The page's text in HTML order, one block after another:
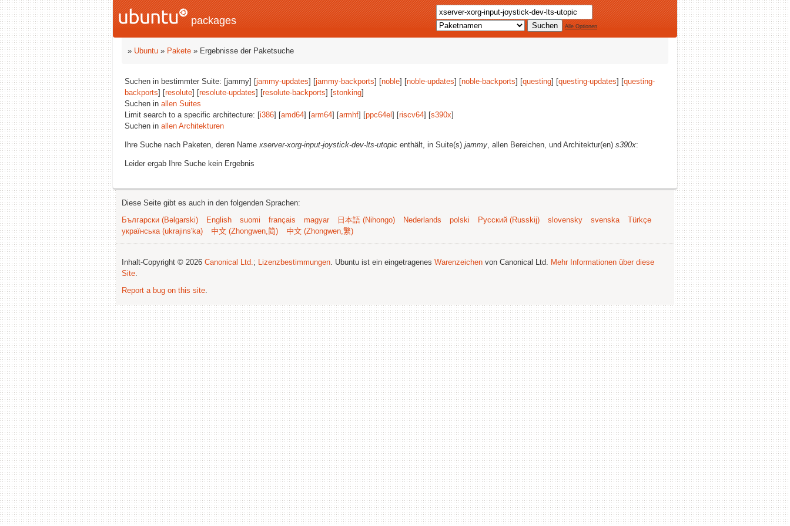
packages Alle Optionen
» Ubuntu » Pakete » Ergebnisse der Paketsuche
Suchen in bestimmter Suite: [jammy] [jammy-updates] [jammy-backports] [noble] [noble-updates] [noble-backports] [questing] [questing-updates] [questing-
backports] [resolute] [resolute-updates] [resolute-backports] [stonking]
Suchen in allen Suites
Limit search to a specific architecture: [i386] [amd64] [arm64] [armhf] [ppc64el ] [riscv64] [s390x]
Suchen in allen Architekturen
Ihre Suche nach Paketen, deren Namexserver-xorg-input-joystick-dev-lts-utopic enthält, in Suite(s) jammy, allen Bereichen, und Architektur(en) s390x:
Leider ergab Ihre Suche kein Ergebnis
Diese Seite gibt es auch in den folgenden Sprachen:
Български (Bəlgarski)
English suomi français magyar 日本語 (Nihongo) Nederlands polski Русский (Russkij) slovensky svenska
Türkçe
українська (ukrajins'ka)
中文 (Zhongwen,简) 中文 (Zhongwen,繁)
Inhalt-Copyright © 2026 Canonical Ltd.; Lizenzbestimmungen. Ubuntu ist ein eingetragenes Warenzeichen von Canonical Ltd. Mehr Informationen über diese
Site.
Report a bug on this site.